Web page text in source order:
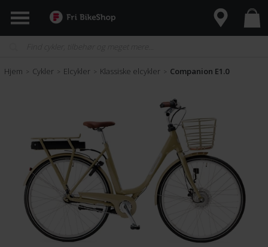
Hjem > Cykler > Elcykler > Klassiske elcykler > Companion E1.0